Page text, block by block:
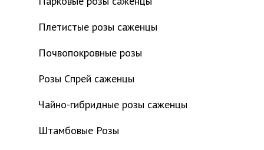
Плетистые розы саженцы
Почвопокровные розы
Розы Спрей саженцы
Чайно-гибридные розы саженцы
Штамбовые Розы